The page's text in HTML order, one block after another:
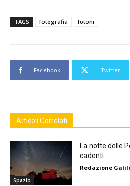
TAGS fotografia fotoni
Facebook Twitter
Articoli Correlati
Spazio
La notte delle
cadenti
Redazione